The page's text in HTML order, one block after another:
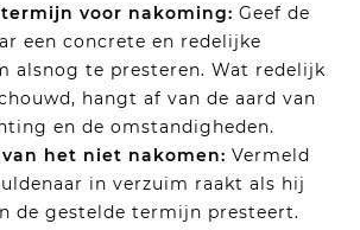
voor nakoming: Geef de
een concrete en redelijke
alsnog te presteren. Wat redelijk
hangt af van de aard van
en de omstandigheden.
het niet nakomen: Vermeld
in verzuim raakt als hij
de gestelde termijn presteert.